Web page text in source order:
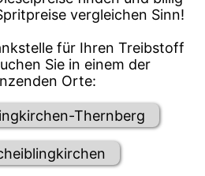
vergleichen Sinn!
für Ihren Treibstoff
Sie in einem der
Orte:
Thernberg